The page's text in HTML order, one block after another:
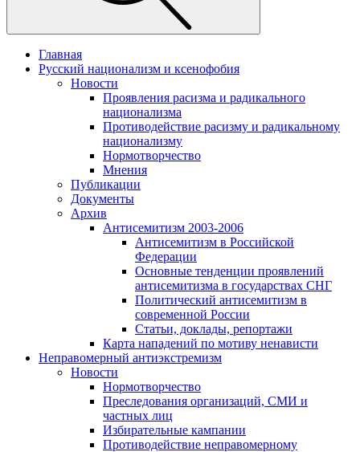
Главная
Русский национализм и ксенофобия
Новости
Проявления расизма и радикального
национализма
Противодействие расизму и радикальному
национализму
Нормотворчество
Мнения
Публикации
Документы
Архив
Антисемитизм 2003-2006
Антисемитизм в Российской
Федерации
Основные тенденции проявлений
антисемитизма в государствах СНГ
Политический антисемитизм в
современной России
Статьи, доклады, репортажи
Карта нападений по мотиву ненависти
Неправомерный антиэкстремизм
Новости
Нормотворчество
Преследования организаций, СМИ и
частных лиц
Избирательные кампании
Противодействие неправомерному